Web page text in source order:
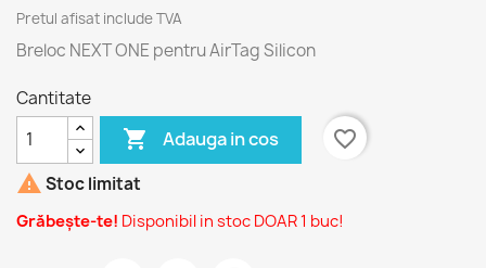
Pretul afisat include TVA
Breloc NEXT ONE pentru AirTag Silicon
Cantitate
 Adauga in cos
favorite_border
 Stoc limitat
Grăbește-te! Disponibil in stoc DOAR 1 buc!